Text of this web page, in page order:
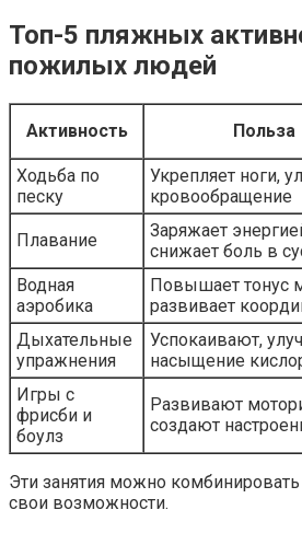
Топ-5 пляжных
пожилых людей
Активность Польза
Ходьба по
песку
Укрепляет ноги,
кровообращение
Плавание
Заряжает
снижает боль в
Водная
аэробика
Повышает тонус
развивает
Дыхательные
упражнения
Успокаивают,
насыщение
Игры с
фрисби и
боулз
Развивают
создают
Эти занятия можно
свои возможности.